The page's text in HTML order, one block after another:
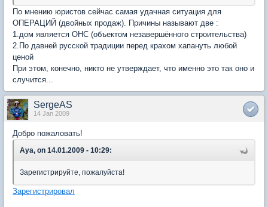
По мнению юристов сейчас самая удачная ситуация для
ОПЕРАЦИЙ (двойных продаж). Причины называют две :
1.дом является ОНС (объектом незавершённого строительства)
2.По давней русской традиции перед крахом хапануть любой
ценой
При этом, конечно, никто не утверждает, что именно это так оно и
случится...
SergeAS
14 Jan 2009
Добро пожаловать!
Aya, on 14.01.2009 - 10:29:
Зарегистрируйте, пожалуйста!
Зарегистрировал